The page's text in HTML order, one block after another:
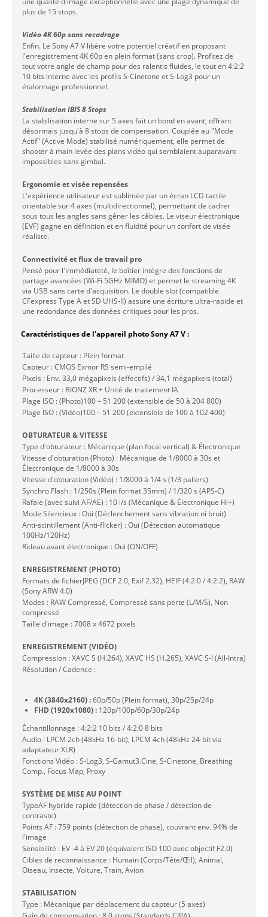
plus de 15 stops.
Vidéo 4K 60p sans recadrage
Enfin. Le Sony A7 V libère votre potentiel créatif en proposant
l'enregistrement 4K 60p en plein format (sans crop). Profitez de
tout votre angle de champ pour des ralentis fluides, le tout en 4:2:2
10 bits interne avec les profils S-Cinetone et S-Log3 pour un
étalonnage professionnel.
Stabilisation IBIS 8 Stops
La stabilisation interne sur 5 axes fait un bond en avant, offrant
désormais jusqu'à 8 stops de compensation. Couplée au "Mode
Actif" (Active Mode) stabilisé numériquement, elle permet de
shooter à main levée des plans vidéo qui semblaient auparavant
impossibles sans gimbal.
Ergonomie et visée repensées
L'expérience utilisateur est sublimée par un écran LCD tactile
orientable sur 4 axes (multidirectionnel), permettant de cadrer
sous tous les angles sans gêner les câbles. Le viseur électronique
(EVF) gagne en définition et en fluidité pour un confort de visée
réaliste.
Connectivité et flux de travail pro
Pensé pour l'immédiateté, le boîtier intègre des fonctions de
partage avancées (Wi-Fi 5GHz MIMO) et permet le streaming 4K
via USB sans carte d'acquisition. Le double slot (compatible
CFexpress Type A et SD UHS-II) assure une écriture ultra-rapide et
une redondance des données critiques pour les pros.
Caractéristiques de l'appareil photo Sony A7 V :
Taille de capteur : Plein format
Capteur : CMOS Exmor RS semi-empilé
Pixels : Env. 33,0 mégapixels (effectifs) / 34,1 mégapixels (total)
Processeur : BIONZ XR + Unité de traitement IA
Plage ISO : (Photo)100 – 51 200 (extensible de 50 à 204 800)
Plage ISO : (Vidéo)100 – 51 200 (extensible de 100 à 102 400)
OBTURATEUR & VITESSE
Type d'obturateur : Mécanique (plan focal vertical) & Électronique
Vitesse d'obturation (Photo) : Mécanique de 1/8000 à 30s et
Électronique de 1/8000 à 30s
Vitesse d'obturation (Vidéo) : 1/8000 à 1/4 s (1/3 paliers)
Synchro Flash : 1/250s (Plein format 35mm) / 1/320 s (APS-C)
Rafale (avec suivi AF/AE) : 10 i/s (Mécanique & Électronique Hi+)
Mode Silencieux : Oui (Déclenchement sans vibration ni bruit)
Anti-scintillement (Anti-flicker) : Oui (Détection automatique
100Hz/120Hz)
Rideau avant électronique : Oui (ON/OFF)
ENREGISTREMENT (PHOTO)
Formats de fichierJPEG (DCF 2.0, Exif 2.32), HEIF (4:2:0 / 4:2:2), RAW
(Sony ARW 4.0)
Modes : RAW Compressé, Compressé sans perte (L/M/S), Non
compressé
Taille d'image : 7008 x 4672 pixels
ENREGISTREMENT (VIDÉO)
Compression : XAVC S (H.264), XAVC HS (H.265), XAVC S-I (All-Intra)
Résolution / Cadence :
4K (3840x2160) :60p/50p (Plein format), 30p/25p/24p
FHD (1920x1080) :120p/100p/60p/30p/24p
Échantillonnage : 4:2:2 10 bits / 4:2:0 8 bits
Audio : LPCM 2ch (48kHz 16-bit), LPCM 4ch (48kHz 24-bit via
adaptateur XLR)
Fonctions Vidéo : S-Log3, S-Gamut3.Cine, S-Cinetone, Breathing
Comp., Focus Map, Proxy
SYSTÈME DE MISE AU POINT
TypeAF hybride rapide (détection de phase / détection de
contraste)
Points AF : 759 points (détection de phase), couvrant env. 94% de
l'image
Sensibilité : EV -4 à EV 20 (équivalent ISO 100 avec objectif F2.0)
Cibles de reconnaissance : Humain (Corps/Tête/Œil), Animal,
Oiseau, Insecte, Voiture, Train, Avion
STABILISATION
Type : Mécanique par déplacement du capteur (5 axes)